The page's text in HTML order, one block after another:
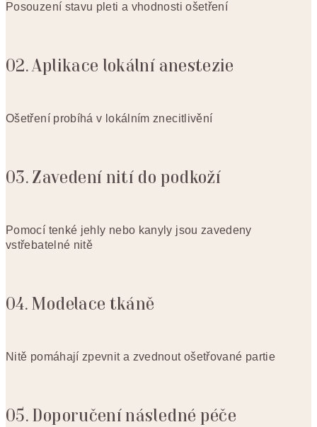
Posouzení stavu pleti a vhodnosti ošetření
02. Aplikace lokální anestezie
Ošetření probíhá v lokálním znecitlivění
03. Zavedení nití do podkoží
Pomocí tenké jehly nebo kanyly jsou zavedeny
vstřebatelné nitě
04. Modelace tkáně
Nitě pomáhají zpevnit a zvednout ošetřované partie
05. Doporučení následné péče